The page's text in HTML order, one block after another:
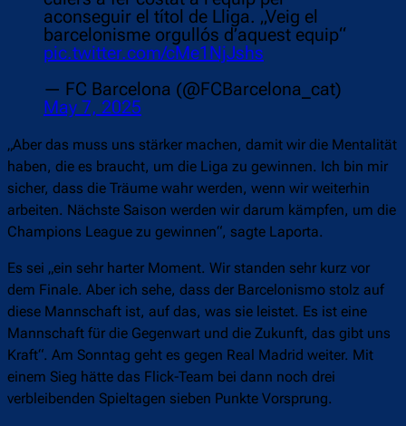
aconseguir el títol de Lliga. „Veig el
barcelonisme orgullós d’aquest equip“
pic.twitter.com/cMe1NjJshs
— FC Barcelona (@FCBarcelona_cat)
May 7, 2025
„Aber das muss uns stärker machen, damit wir die Mentalität
haben, die es braucht, um die Liga zu gewinnen. Ich bin mir
sicher, dass die Träume wahr werden, wenn wir weiterhin
arbeiten. Nächste Saison werden wir darum kämpfen, um die
Champions League zu gewinnen“, sagte Laporta.
Es sei „ein sehr harter Moment. Wir standen sehr kurz vor
dem Finale. Aber ich sehe, dass der Barcelonismo stolz auf
diese Mannschaft ist, auf das, was sie leistet. Es ist eine
Mannschaft für die Gegenwart und die Zukunft, das gibt uns
Kraft“. Am Sonntag geht es gegen Real Madrid weiter. Mit
einem Sieg hätte das Flick-Team bei dann noch drei
verbleibenden Spieltagen sieben Punkte Vorsprung.